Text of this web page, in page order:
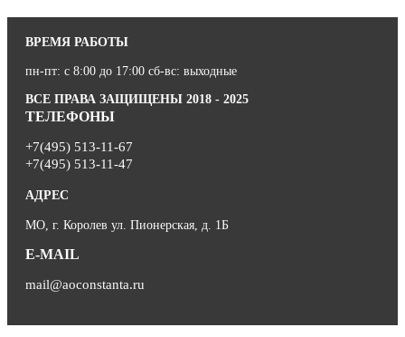
ВРЕМЯ РАБОТЫ
пн-пт: с 8:00 до 17:00 сб-вс: выходные
ВСЕ ПРАВА ЗАЩИЩЕНЫ 2018 - 2025
ТЕЛЕФОНЫ
+7(495) 513-11-67
+7(495) 513-11-47
АДРЕС
МО, г. Королев ул. Пионерская, д. 1Б
E-MAIL
mail@aoconstanta.ru